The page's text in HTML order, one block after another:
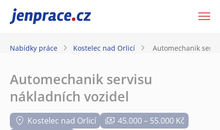
JenPráce.cz
Nabídky práce Kostelec nad Orlicí Automechanik
Automechanik servisu
nákladních vozidel
Kostelec nad Orlicí
45.000 – 55.000 Kč